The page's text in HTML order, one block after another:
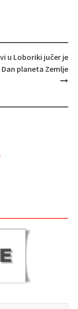
u Loboriki jučer je
planeta Zemlje